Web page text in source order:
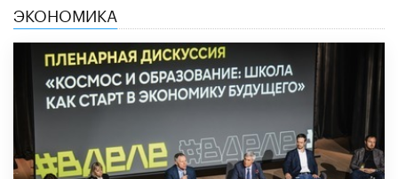
ЭКОНОМИКА